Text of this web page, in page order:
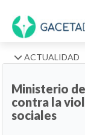
ACTUALIDAD
Ministerio
contra la
sociales